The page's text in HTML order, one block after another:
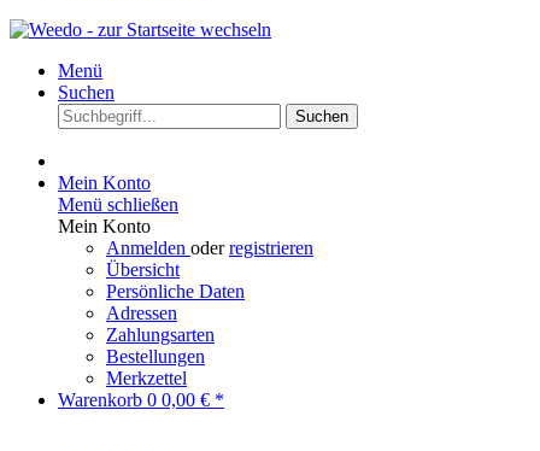
Menü
Suchen
Suchen
Mein Konto
Menü schließen
Mein Konto
Anmelden oderregistrieren
Übersicht
Persönliche Daten
Adressen
Zahlungsarten
Bestellungen
Merkzettel
Warenkorb 0 0,00 € *